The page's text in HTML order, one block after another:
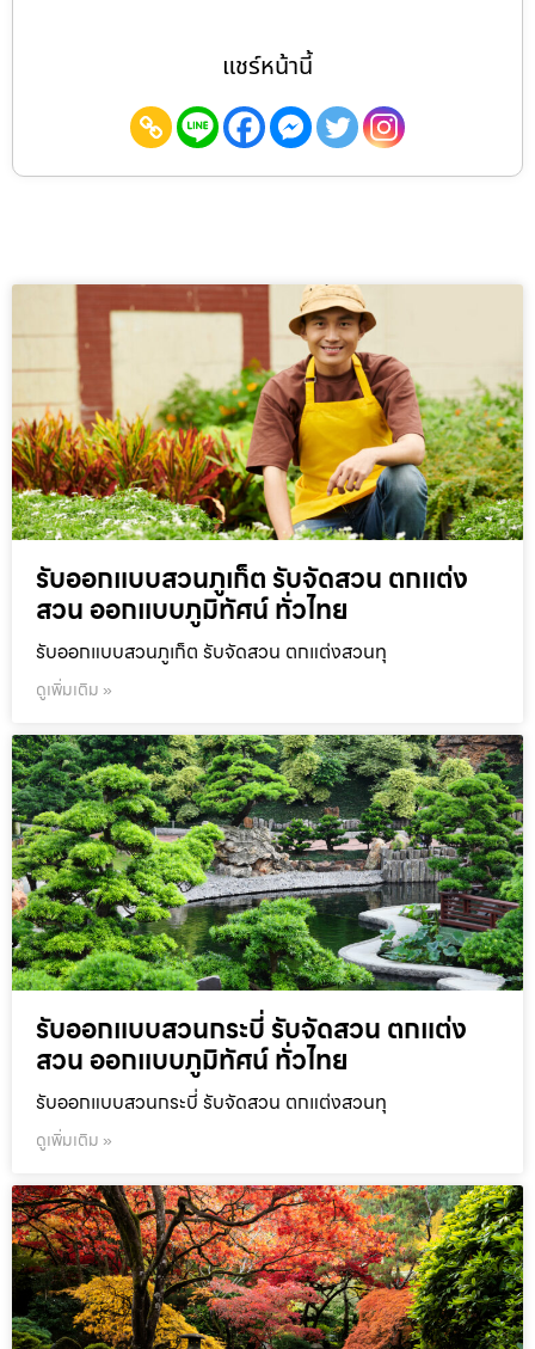
แชร์หน้านี้
รับออกแบบสวนภูเก็ต รับจัดสวน ตกแต่ง
สวน ออกแบบภูมิทัศน์ ทั่วไทย
รับออกแบบสวนภูเก็ต รับจัดสวน ตกแต่งสวนทุ
ดูเพิ่มเติม »
รับออกแบบสวนกระบี่ รับจัดสวน ตกแต่ง
สวน ออกแบบภูมิทัศน์ ทั่วไทย
รับออกแบบสวนกระบี่ รับจัดสวน ตกแต่งสวนทุ
ดูเพิ่มเติม »